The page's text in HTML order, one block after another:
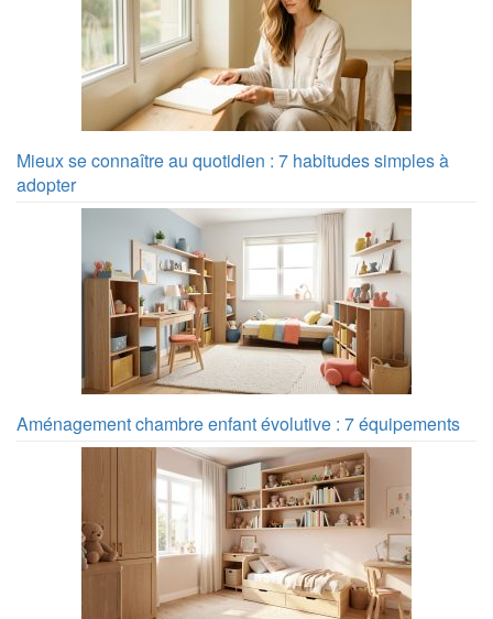
Mieux se connaître au quotidien : 7 habitudes simples à
adopter
Aménagement chambre enfant évolutive : 7 équipements